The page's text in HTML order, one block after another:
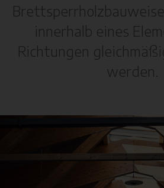
innerhalb eines
Richtungen
werden.